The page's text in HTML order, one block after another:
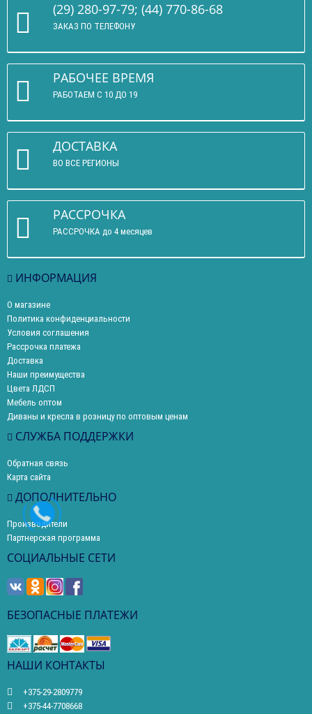
(29) 280-97-79; (44) 770-86-68
ЗАКАЗ ПО ТЕЛЕФОНУ
РАБОЧЕЕ ВРЕМЯ
РАБОТАЕМ С 10 ДО 19
ДОСТАВКА
ВО ВСЕ РЕГИОНЫ
РАССРОЧКА
РАССРОЧКА до 4 месяцев
ИНФОРМАЦИЯ
О магазине
Политика конфиденциальности
Условия соглашения
Рассрочка платежа
Доставка
Наши преимущества
Цвета ЛДСП
Мебель оптом
Диваны и кресла в розницу по оптовым ценам
СЛУЖБА ПОДДЕРЖКИ
Обратная связь
Карта сайта
ДОПОЛНИТЕЛЬНО
Производители
Партнерская программа
СОЦИАЛЬНЫЕ СЕТИ
БЕЗОПАСНЫЕ ПЛАТЕЖИ
НАШИ КОНТАКТЫ
+375-29-2809779
+375-44-7708668